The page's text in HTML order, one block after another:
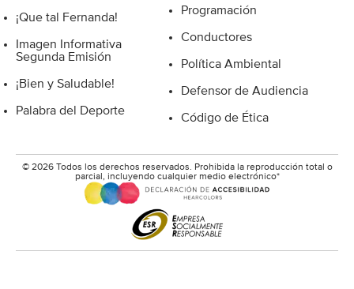
¡Que tal Fernanda!
Imagen Informativa
Segunda Emisión
¡Bien y Saludable!
Palabra del Deporte
Programación
Conductores
Política Ambiental
Defensor de Audiencia
Código de Ética
© 2026 Todos los derechos reservados. Prohibida la reproducción total o
parcial, incluyendo cualquier medio electrónico*